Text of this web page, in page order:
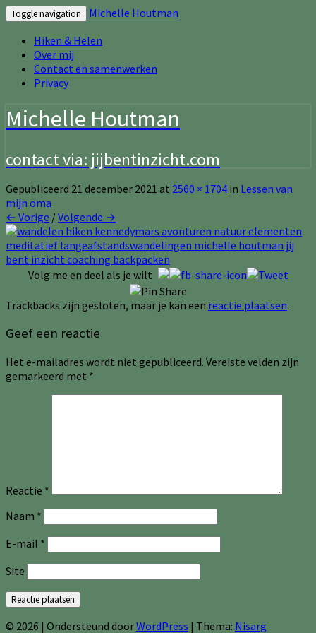
Toggle navigation
Michelle Houtman
Hiken & Helen
Over mij
Contact en samenwerken
Privacy
Michelle Houtman
contact via: jijbentinzicht.com
Gepubliceerd 21 december 2021 at 2560 × 1704 in Lessen van
mijn oma
← Vorige /Volgende →
Volg me en deel als je wilt
Trackbacks zijn gesloten, maar je kan een reactie plaatsen.
Geef een reactie
Het e-mailadres wordt niet gepubliceerd. Vereiste velden zijn
gemarkeerd met *
Reactie *
Naam *
E-mail *
Site
© 2026 | Ondersteund doorWordPress | Thema: Nisarg